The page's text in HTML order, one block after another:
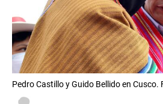
Pedro Castillo y Guido Bellido en Cusco.